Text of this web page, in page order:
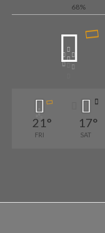
68%
21 °
FRI
17°
SAT